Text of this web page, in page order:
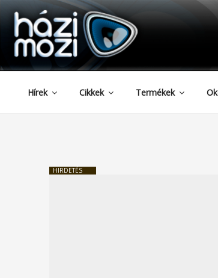
Tartalomhoz
HAZIMOZI
Hírek Cikkek Termékek
HIRDETÉS